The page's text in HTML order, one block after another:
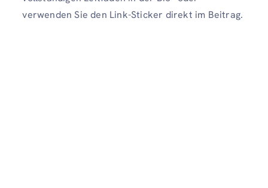
verwenden Sie den Link-Sticker direkt im Beitrag.